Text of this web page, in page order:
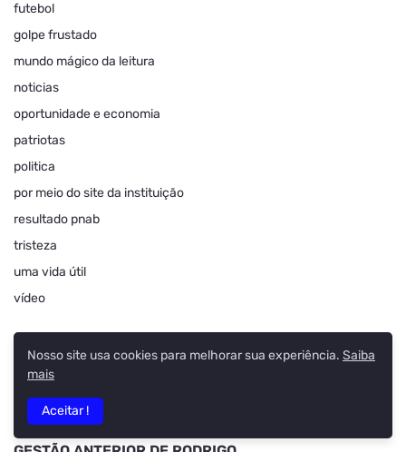
futebol
golpe frustado
mundo mágico da leitura
noticias
oportunidade e economia
patriotas
politica
por meio do site da instituição
resultado pnab
tristeza
uma vida útil
vídeo
TOTAL DE VISUALIZAÇÕES DE PÁGINA
12,670,595
Nosso site usa cookies para melhorar sua experiência. Saiba
mais
Aceitar !